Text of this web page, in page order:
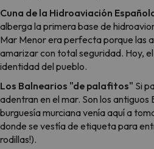
Cuna de la Hidroaviación
alberga la primera base de
Mar Menor era perfecta porque las
amarizar con total seguridad. Hoy,
identidad del pueblo.
Los Balnearios "de palafitos" Si
adentran en el mar. Son los
burguesía murciana venía aquí a
donde se vestía de etiqueta para
rodillas!).